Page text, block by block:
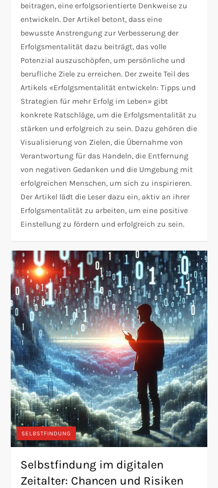
beitragen, eine erfolgsorientierte Denkweise zu
entwickeln. Der Artikel betont, dass eine
bewusste Anstrengung zur Verbesserung der
Erfolgsmentalität dazu beiträgt, das volle
Potenzial auszuschöpfen, um persönliche und
berufliche Ziele zu erreichen. Der zweite Teil des
Artikels «Erfolgsmentalität entwickeln: Tipps und
Strategien für mehr Erfolg im Leben» gibt
konkrete Ratschläge, um die Erfolgsmentalität zu
stärken und erfolgreich zu sein. Dazu gehören die
Visualisierung von Zielen, die Übernahme von
Verantwortung für das Handeln, die Entfernung
von negativen Gedanken und die Umgebung mit
erfolgreichen Menschen, um sich zu inspirieren.
Der Artikel lädt die Leser dazu ein, aktiv an ihrer
Erfolgsmentalität zu arbeiten, um eine positive
Einstellung zu fördern und erfolgreich zu sein.
SELBSTFINDUNG
Selbstfindung im digitalen
Zeitalter: Chancen und Risiken